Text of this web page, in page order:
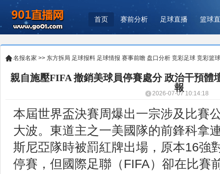
首页 赛前分析 足球直播 篮球
名报名家 >> 东方拆局 足球报料 足球情报 赛事前瞻 盘口分析 竞彩足球 竞彩篮球
親自施壓FIFA 撤銷美球員停賽處分 政治干預體
報
2026-07-07 10:14:18
本屆世界盃決賽周爆出一宗涉及比賽
大波。東道主之一美國隊的前鋒科拿
斯尼亞隊時被罰紅牌出場，原本16強
停賽，但國際足聯（FIFA）卻在比賽